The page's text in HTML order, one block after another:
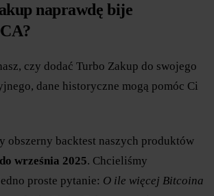
naprawdę bije
czy dodać Turbo Zakup do swojego
dane historyczne mogą pomóc Ci
obszerny backtest naszych produktów
września 2025. Chcieliśmy
proste pytanie: O ile więcej Bitcoina